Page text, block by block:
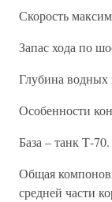
Скорость
Запас хода по
Глубина водных
Особенности
База – танк Т-70.
Общая
средней части